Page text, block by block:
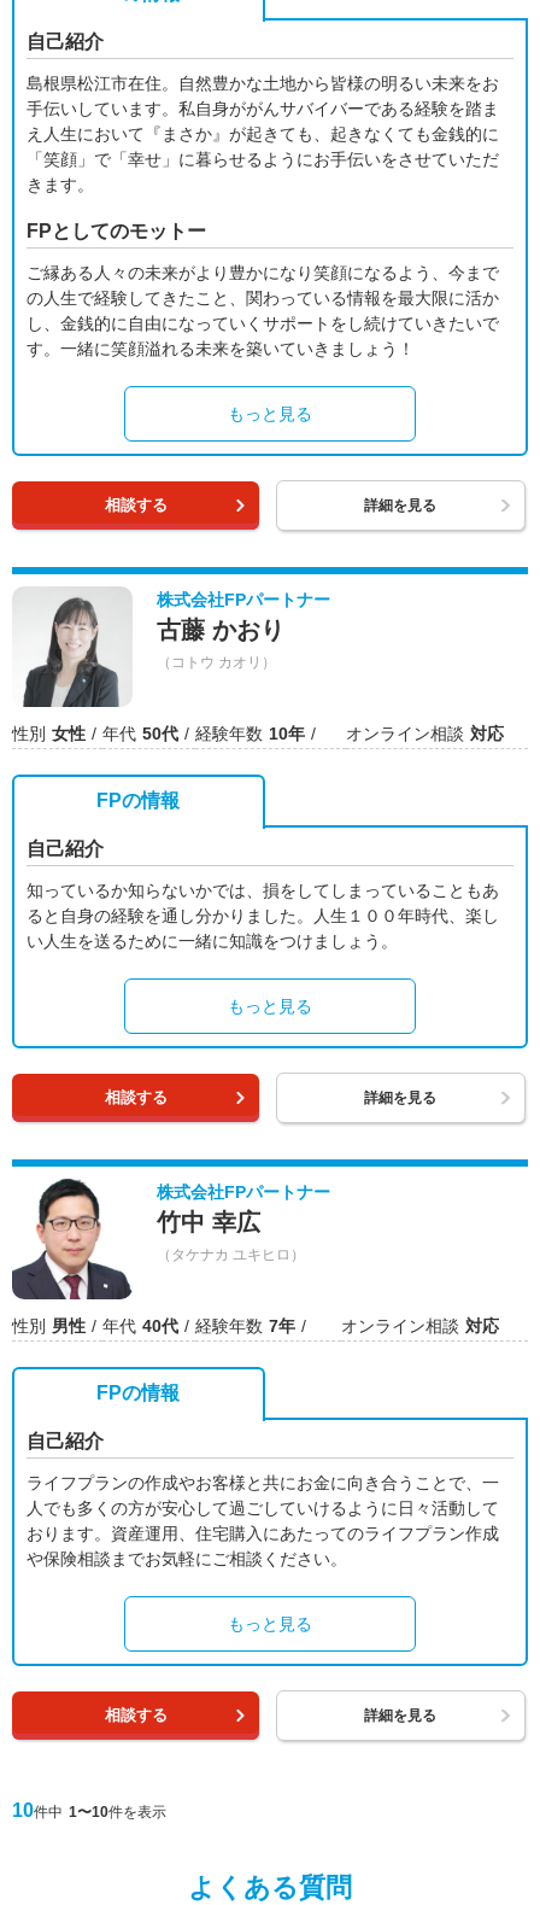
自己紹介
島根県松江市在住。自然豊かな土地から皆様の明るい未来をお
手伝いしています。私自身ががんサバイバーである経験を踏ま
え人生において『まさか』が起きても、起きなくても金銭的に
「笑顔」で「幸せ」に暮らせるようにお手伝いをさせていただ
きます。
FPとしてのモットー
ご縁ある人々の未来がより豊かになり笑顔になるよう、今まで
の人生で経験してきたこと、関わっている情報を最大限に活か
し、金銭的に自由になっていくサポートをし続けていきたいで
す。一緒に笑顔溢れる未来を築いていきましょう！
もっと見る
相談する 詳細を見る
株式会社FPパートナー
古藤 かおり
（コトウ カオリ）
性別 女性 年代 50代 経験年数 10年 オンライン相談 対応
FPの情報
自己紹介
知っているか知らないかでは、損をしてしまっていることもあ
ると自身の経験を通し分かりました。人生１００年時代、楽し
い人生を送るために一緒に知識をつけましょう。
もっと見る
相談する 詳細を見る
株式会社FPパートナー
竹中 幸広
（タケナカ ユキヒロ）
性別 男性 年代 40代 経験年数 7年 オンライン相談 対応
FPの情報
自己紹介
ライフプランの作成やお客様と共にお金に向き合うことで、一
人でも多くの方が安心して過ごしていけるように日々活動して
おります。資産運用、住宅購入にあたってのライフプラン作成
や保険相談までお気軽にご相談ください。
もっと見る
相談する 詳細を見る
10件中 1〜10件を表示
よくある質問